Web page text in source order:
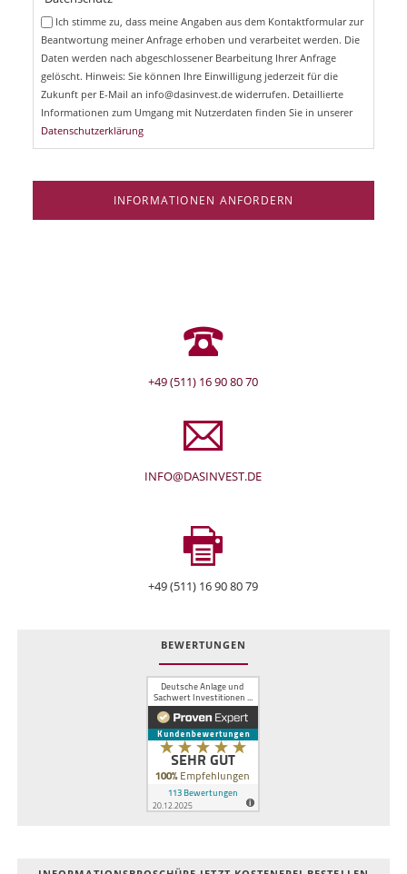
Ich stimme zu, dass meine Angaben aus dem Kontaktformular zur
Beantwortung meiner Anfrage erhoben und verarbeitet werden. Die
Daten werden nach abgeschlossener Bearbeitung Ihrer Anfrage
gelöscht. Hinweis: Sie können Ihre Einwilligung jederzeit für die
Zukunft per E-Mail an info@dasinvest.de widerrufen. Detaillierte
Informationen zum Umgang mit Nutzerdaten finden Sie in unserer
Datenschutzerklärung
INFORMATIONEN ANFORDERN
+49 (511) 16 90 80 70
INFO@DASINVEST.DE
+49 (511) 16 90 80 79
BEWERTUNGEN